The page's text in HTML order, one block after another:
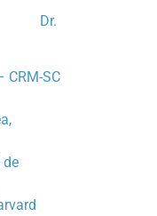
Dr.
CRM-SC
de